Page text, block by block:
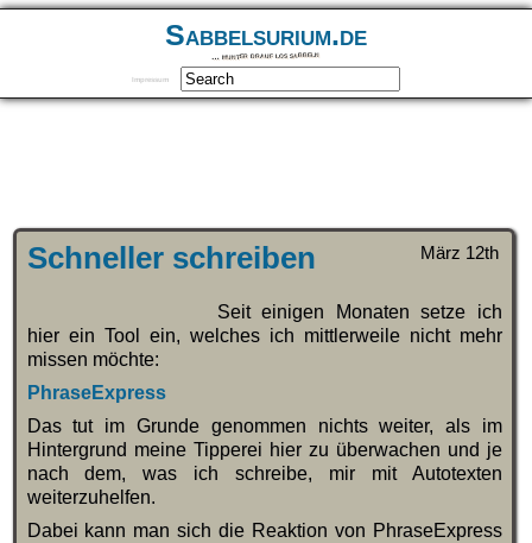
Sabbelsurium.de
… munter drauf los sabbeln
Impressum
März 12th
Schneller schreiben
Seit einigen Monaten setze ich
hier ein Tool ein, welches ich mittlerweile nicht mehr
missen möchte:
PhraseExpress
Das tut im Grunde genommen nichts weiter, als im
Hintergrund meine Tipperei hier zu überwachen und je
nach dem, was ich schreibe, mir mit Autotexten
weiterzuhelfen.
Dabei kann man sich die Reaktion von PhraseExpress